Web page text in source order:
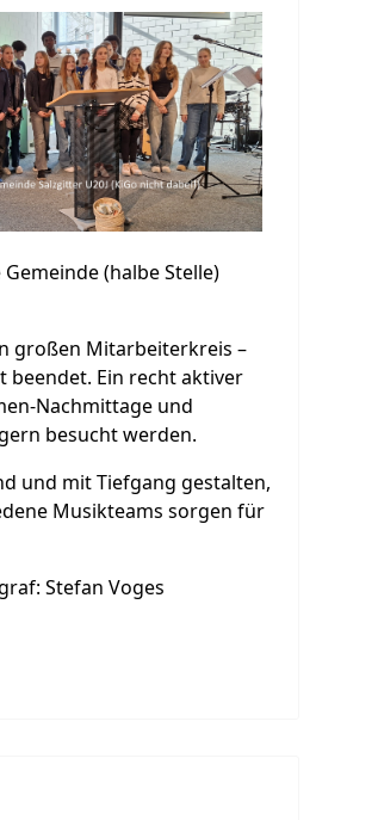
(halbe Stelle)
großen Mitarbeiterkreis –
beendet. Ein recht aktiver
Nachmittage und
besucht werden.
und mit Tiefgang gestalten,
Musikteams sorgen für
Stefan Voges